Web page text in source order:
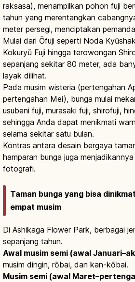
raksasa), menampilkan pohon fuji
tahun yang merentangkan
meter persegi, menciptakan
Mulai dari Ōfuji seperti Noda
Kokuryū Fuji hingga terowongan
sepanjang sekitar 80 meter, ada
layak dilihat.
Pada musim wisteria (pertengahan
pertengahan Mei), bunga mulai
usubeni fuji, murasaki fuji, shirofuji,
sehingga Anda dapat menikmati
selama sekitar satu bulan.
Kontras antara desain bergaya
hamparan bunga juga
fotografi.
Taman bunga yang bisa
empat musim
Di Ashikaga Flower Park, berbagai
sepanjang tahun.
Awal musim semi (awal
musim dingin, rōbai, dan kan-kōbai.
Musim semi (awal